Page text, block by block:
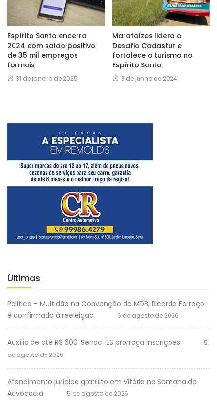
Espírito Santo encerra
2024 com saldo positivo
de 35 mil empregos
formais
31 de janeiro de 2025
Marataízes lidera o
Desafio Cadastur e
fortalece o turismo no
Espírito Santo
3 de junho de 2024
Últimas
Politica – Multidão na Convenção do MDB, Ricardo Ferraço
é confirmado à reeleição
6 de agosto de 2026
Auxílio de até R$ 600: Senac-ES prorroga inscrições
5
de agosto de 2026
Atendimento jurídico gratuito em Vitória na Semana da
Advocacia
5 de agosto de 2026